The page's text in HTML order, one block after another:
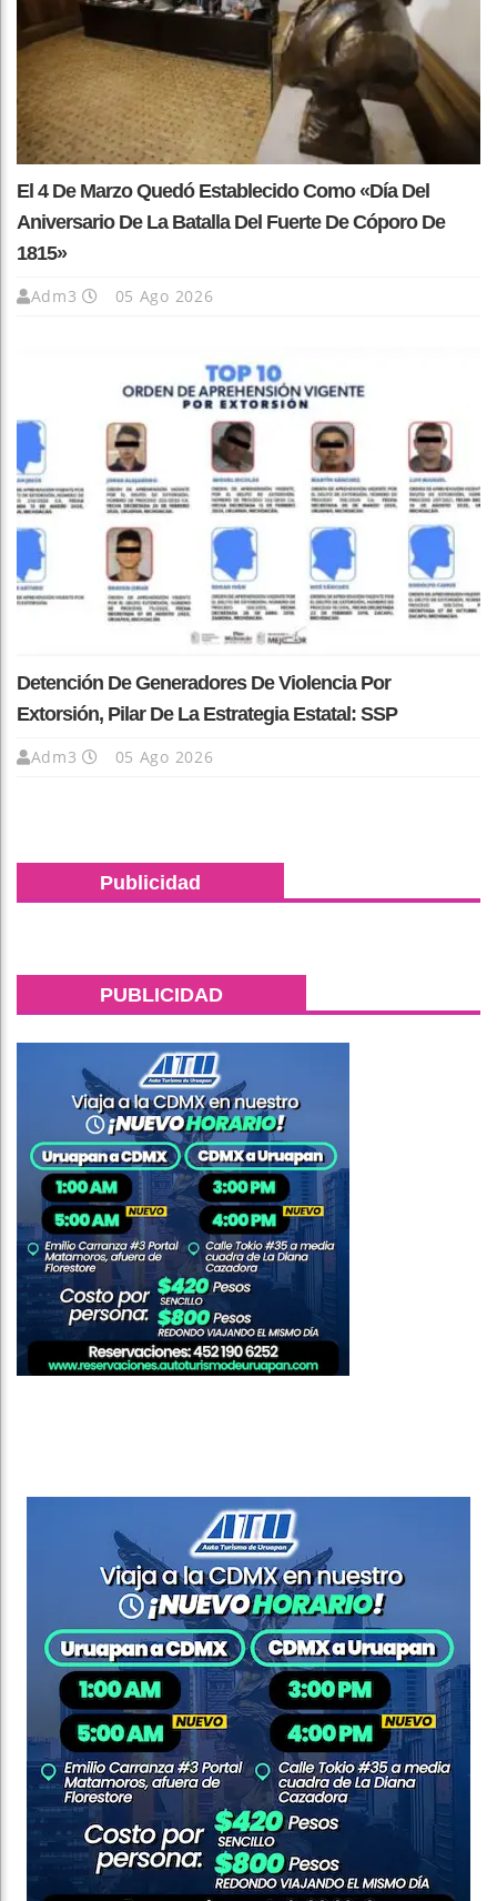
El 4 De Marzo Quedó Establecido Como «Día Del
Aniversario De La Batalla Del Fuerte De Cóporo De
1815»
Adm3 05 Ago 2026
Detención De Generadores De Violencia Por
Extorsión, Pilar De La Estrategia Estatal: SSP
Adm3 05 Ago 2026
Publicidad
PUBLICIDAD